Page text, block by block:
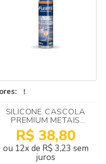
SILICONE CASCOLA
PREMIUM METAIS
PEDRAS 280g INCOLOR
R$ 38,80
ou 12x de R$ 3,23 sem
juros